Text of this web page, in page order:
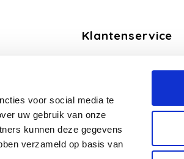
voor social media te
uw gebruik van onze
kunnen deze gegevens
verzameld op basis van
Klantenservice
Betaalmethoden
Verzend en Retourbeleid